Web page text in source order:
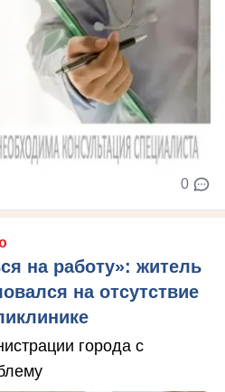
0
на работу»: житель
на отсутствие
города с